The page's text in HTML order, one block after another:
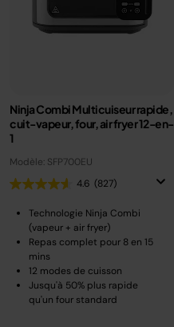
Ninja Combi Multicuiseur rapide,
cuit-vapeur, four, air fryer 12-en-
1
Modèle: SFP700EU
4.6 (827)
Technologie Ninja Combi
(vapeur + air fryer)
Repas complet pour 8 en 15
mins
12 modes de cuisson
Jusqu'à 50% plus rapide
qu'un four standard